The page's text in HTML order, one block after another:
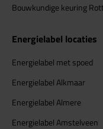
Bouwkundige keuring
Energielabel locaties
Energielabel met spoed
Energielabel Alkmaar
Energielabel Almere
Energielabel Amstelveen